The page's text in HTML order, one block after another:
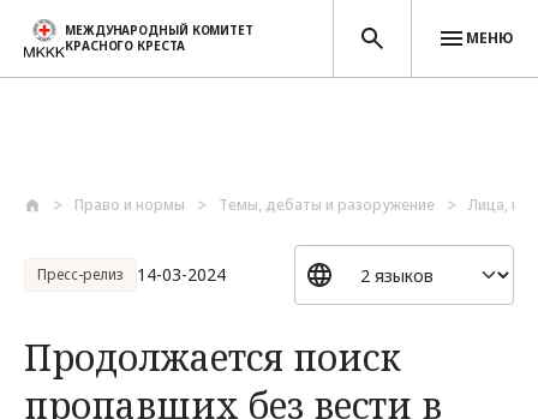
МЕЖДУНАРОДНЫЙ КОМИТЕТ
КРАСНОГО КРЕСТА
МЕНЮ
Право и нормы Темы, дебаты и разоружение Лица,
Пресс-релиз 14-03-2024
Продолжается поиск
пропавших без вести в